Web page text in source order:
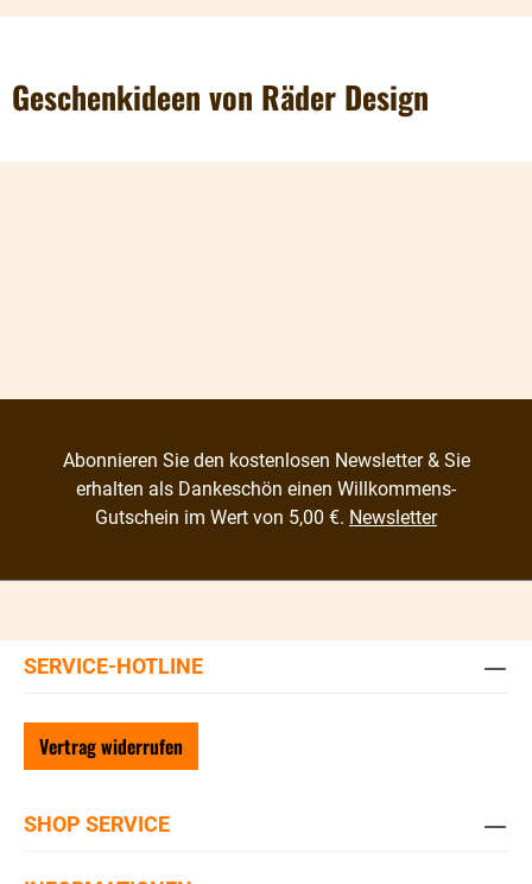
Geschenkideen von Räder Design
Abonnieren Sie den kostenlosen Newsletter & Sie
erhalten als Dankeschön einen Willkommens-
Gutschein im Wert von 5,00 €. Newsletter
SERVICE-HOTLINE
Vertrag widerrufen
SHOP SERVICE